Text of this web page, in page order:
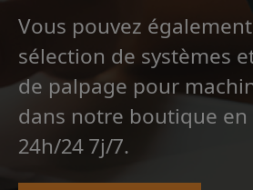
Vous pouvez
sélection de systèmes
de palpage pour
dans notre boutique
24h/24 7j/7.